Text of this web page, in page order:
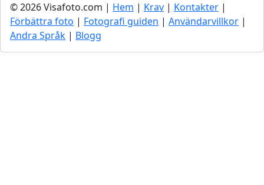
© 2026 Visafoto.com | Hem | Krav | Kontakter |
Förbättra foto | Fotografi guiden | Användarvillkor |
Andra Språk | Blogg